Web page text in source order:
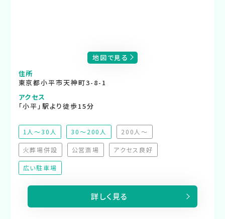
地図で見る
住所
東京都小平市天神町3-8-1
アクセス
「小平」駅より徒歩15分
1人～30人 30～200人
200人～
（非推奨）
火葬場併設
（非対応）
公営斎場
（非対応）
アクセス良好
（非対応）
広い駐車場
詳しく見る